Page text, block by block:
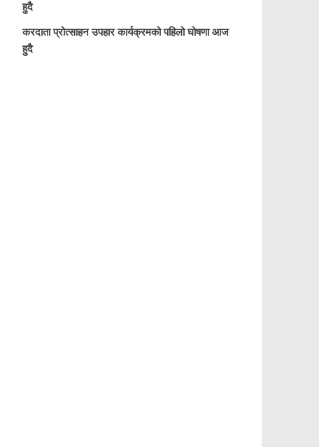
हुदै
करदाता प्रोत्साहन उपहार कार्यक्रमको पहिलो घोषणा आज
हुदै